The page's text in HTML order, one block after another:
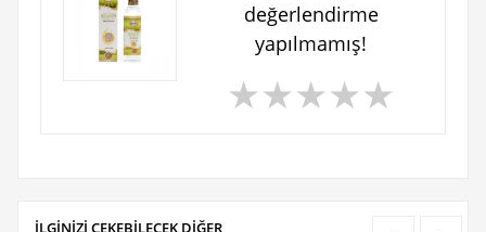
değerlendirme
yapılmamış!
★★★★★
İLGİNİZİ ÇEKEBİLECEK DİĞER